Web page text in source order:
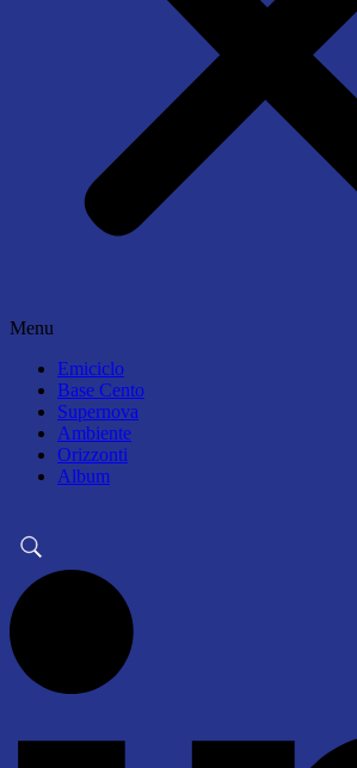
Menu
Emiciclo
Base Cento
Supernova
Ambiente
Orizzonti
Album